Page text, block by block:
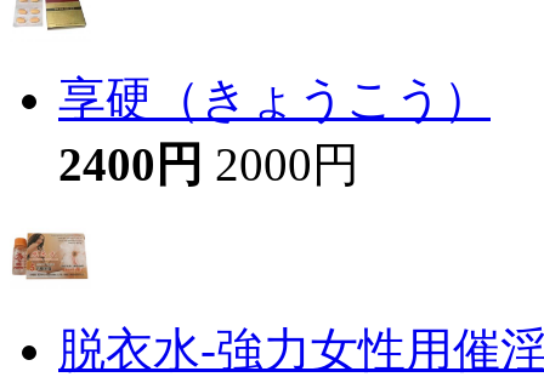
享硬（きょうこう）
2400円 2000円
脱衣水-強力女性用催